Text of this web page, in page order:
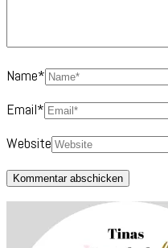
Name*
Email*
Website